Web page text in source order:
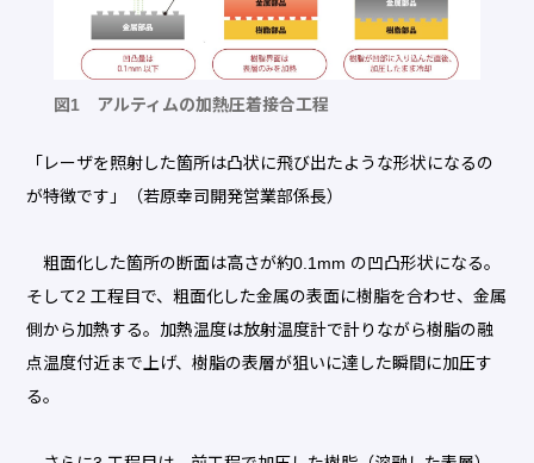
図1 アルティムの加熱圧着接合工程
「レーザを照射した箇所は凸状に飛び出たような形状になるの
が特徴です」（若原幸司開発営業部係長）
粗面化した箇所の断面は高さが約0.1mm の凹凸形状になる。
そして2 工程目で、粗面化した金属の表面に樹脂を合わせ、金属
側から加熱する。加熱温度は放射温度計で計りながら樹脂の融
点温度付近まで上げ、樹脂の表層が狙いに達した瞬間に加圧す
る。